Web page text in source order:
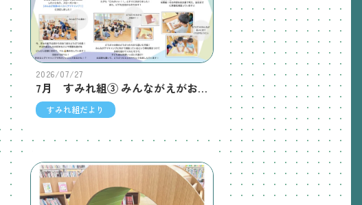
2026/07/27
7月 すみれ組③ みんながえがお☺︎わくわくでいきゃんぷ！にむけて
すみれ組だより